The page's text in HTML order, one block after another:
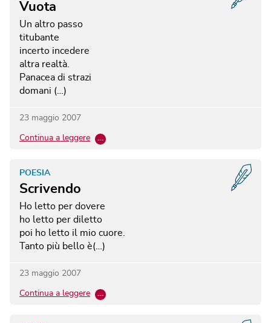
Vuota
Un altro passo
titubante
incerto incedere
altra realtà.
Panacea di strazi
domani (…)
23 maggio 2007
Continua a leggere …
Scrivendo
POESIA
Ho letto per dovere
ho letto per diletto
poi ho letto il mio cuore.
Tanto più bello è(…)
23 maggio 2007
Continua a leggere …